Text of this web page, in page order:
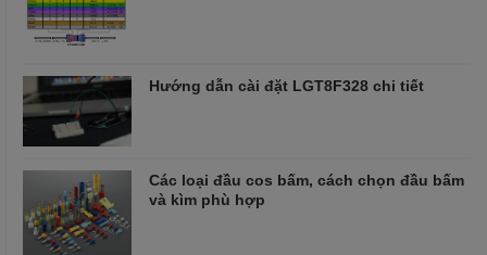
Hướng dẫn cài đặt LGT8F328 chi tiết
Các loại đầu cos bấm, cách chọn đầu bấm
và kìm phù hợp